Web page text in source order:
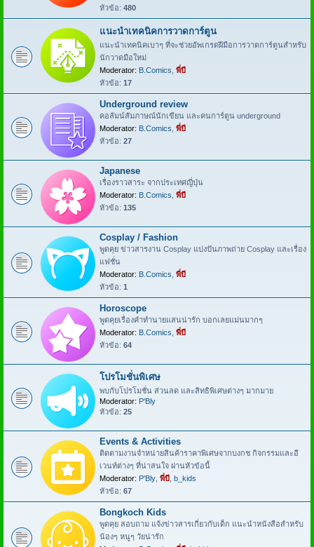
หัวข้อ: 480
แนะนำเทคนิคการวาดการ์ตูน
แนะนำเทคนิคเบาๆ ที่จะช่วยอัพเกรดฝีมือการวาดการ์ตูนสำหรับ
นักวาดมือใหม่
Moderator: B.Comics พี่บี
หัวข้อ: 17
Underground review
คอลัมน์สัมภาษณ์นักเขียน และคนการ์ตูน underground
Moderator: B.Comics พี่บี
หัวข้อ: 27
Japanese
เรื่องราวสาระ จากประเทศญี่ปุ่น
Moderator: B.Comics พี่บี
หัวข้อ: 135
Cosplay / Fashion
พูดคุย ข่าวสารงาน Cosplay แบ่งปันภาพถ่าย Cosplay และเรื่อง
แฟชั่น
Moderator: B.Comics พี่บี
หัวข้อ: 1
Horoscope
พูดคุยเรื่องคำทำนายแสนน่ารัก บอกเลยแม่นมากๆ
Moderator: B.Comics พี่บี
หัวข้อ: 64
โปรโมชั่นพิเศษ
พบกับโปรโมชั่น ส่วนลด และสิทธิพิเศษต่างๆ มากมาย
Moderator: P'Bly
หัวข้อ: 25
Events & Activities
ติดตามงานจำหน่ายสินค้าราคาพิเศษจากบงกช กิจกรรมและอี
เวนท์ต่างๆ ที่น่าสนใจ ผ่านหัวข้อนี้
Moderator: P'Bly พี่บี b_kids
หัวข้อ: 67
Bongkoch Kids
พูดคุย สอบถาม แจ้งข่าวสารเกี่ยวกับเด็ก แนะนำหนังสือสำหรับ
น้องๆ หนูๆ วัยน่ารัก